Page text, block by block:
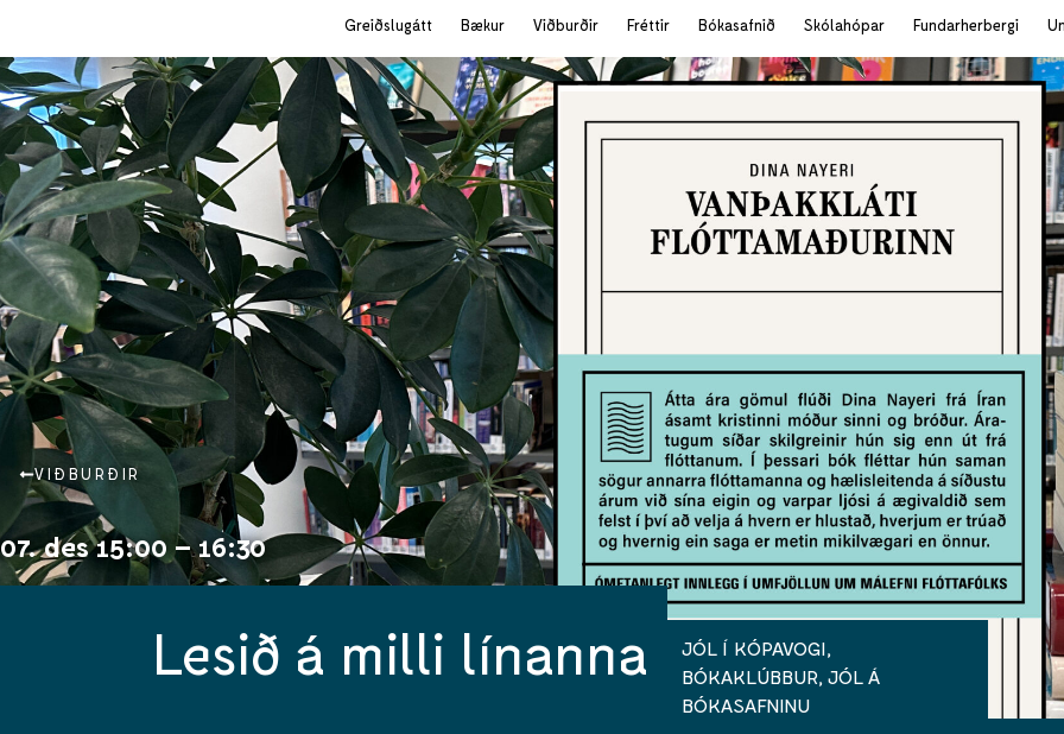
Greiðslugátt Bækur Viðburðir Fréttir Bókasafnið Skólahópar Fundarherbergi
VIÐBURÐIR
07. des 15:00 – 16:30
Lesið á milli línanna JÓL Í KÓPAVOGI
BÓKAKLÚBBUR JÓL Á
BÓKASAFNINU